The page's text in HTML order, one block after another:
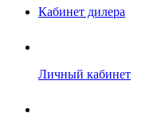
Кабинет дилера
Личный кабинет